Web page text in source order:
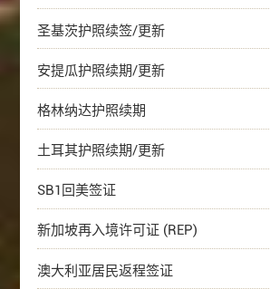
圣基茨护照续签/更新
安提瓜护照续期/更新
格林纳达护照续期
土耳其护照续期/更新
SB1回美签证
新加坡再入境许可证 (REP)
澳大利亚居民返程签证